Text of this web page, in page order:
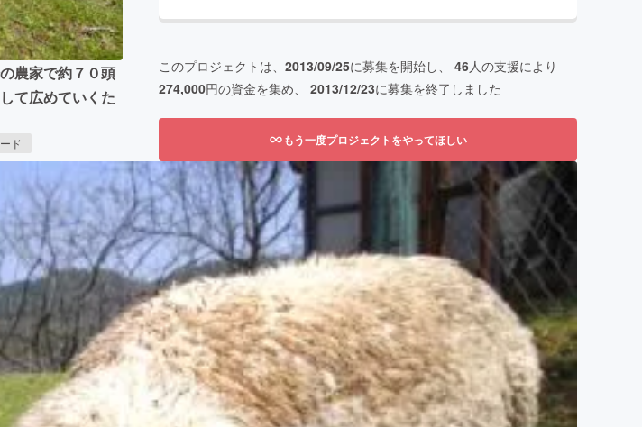
農家で約７０頭
て広めていくた
ド
このプロジェクトは、 2013/09/25に募集を開始し、 46人の支援により
274,000円の資金を集め、 2013/12/23に募集を終了しました
もう一度プロジェクトをやってほしい